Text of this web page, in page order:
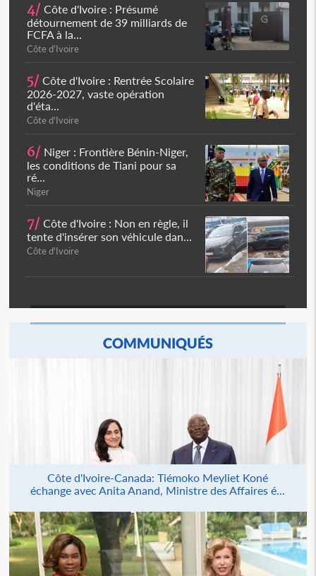
4/ Côte d'Ivoire : Présumé
détournement de 39 milliards de
FCFA à la...
Côte d'Ivoire
5/ Côte d'Ivoire : Rentrée Scolaire
2026-2027, vaste opération
d'éta...
Côte d'Ivoire
6/ Niger : Frontière Bénin-Niger,
les conditions de Tiani pour sa
ré...
Niger
7/ Côte d'Ivoire : Non en règle, il
tente d'insérer son véhicule dan...
Côte d'Ivoire
COMMUNIQUÉS
Côte d'Ivoire-Canada: Tiémoko Meyliet Koné
échange avec Anita Anand, Ministre des Affaires é...